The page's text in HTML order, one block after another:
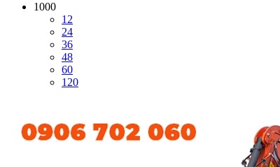
1000
12
24
36
48
60
120